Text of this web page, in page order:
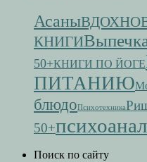
Асаны
КНИГИ
50+КНИГИ ПО ЙОГЕ
ПИТАНИЮ
блюдоПсихотехника
50+
Поиск по сайту